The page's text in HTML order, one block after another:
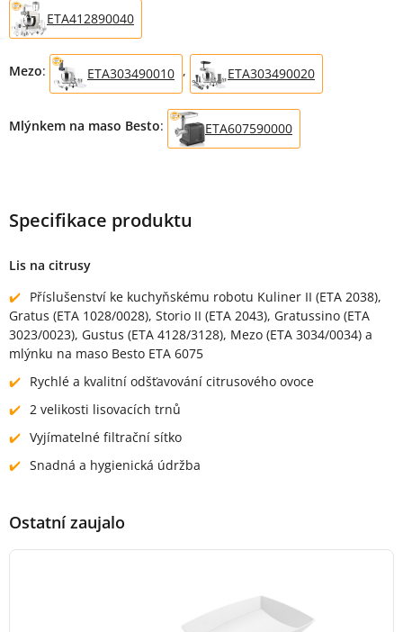
ETA412890040
Mezo: ETA303490010 , ETA303490020
Mlýnkem na maso Besto: ETA607590000
Specifikace produktu
Lis na citrusy
Příslušenství ke kuchyňskému robotu Kuliner II (ETA 2038),
Gratus (ETA 1028/0028), Storio II (ETA 2043), Gratussino (ETA
3023/0023), Gustus (ETA 4128/3128), Mezo (ETA 3034/0034) a
mlýnku na maso Besto ETA 6075
Rychlé a kvalitní odšťavování citrusového ovoce
2 velikosti lisovacích trnů
Vyjímatelné filtrační sítko
Snadná a hygienická údržba
Ostatní zaujalo